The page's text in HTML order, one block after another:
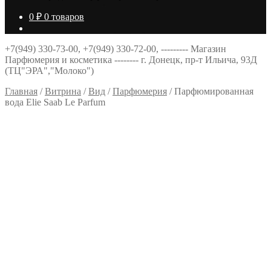
0 ₽ 0 товаров
+7(949) 330-73-00, +7(949) 330-72-00, --------- Магазин
Парфюмерия и косметика -------- г. Донецк, пр-т Ильича, 93Д
(ТЦ"ЭРА","Молоко")
Главная /Витрина /Вид /Парфюмерия /Парфюмированная
вода Elie Saab Le Parfum